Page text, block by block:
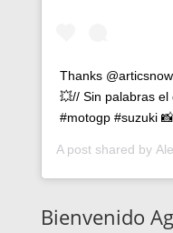
Thanks
💥// Sin palabras
#motogp #suzuki
A post shared by
Bienvenido